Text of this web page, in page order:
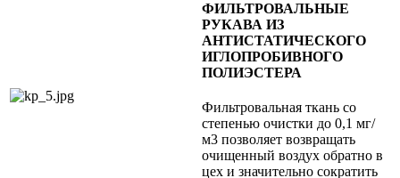
ФИЛЬТРОВАЛЬНЫЕ
РУКАВА ИЗ
АНТИСТАТИЧЕСКОГО
ИГЛОПРОБИВНОГО
ПОЛИЭСТЕРА
Фильтровальная ткань со
степенью очистки до 0,1 мг/
м3 позволяет возвращать
очищенный воздух обратно в
цех и значительно сократить